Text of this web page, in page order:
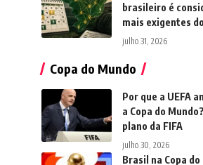
brasileiro é
mais exigentes
julho 31, 2026
Copa do Mundo
Por que a UEFA
a Copa do
plano da FIFA
julho 30, 2026
Brasil na Copa